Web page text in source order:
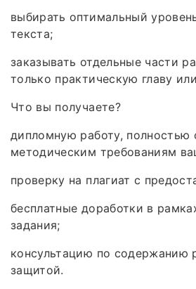
выбирать оптимальный
текста;
заказывать отдельные части
только практическую главу
Что вы получаете?
дипломную работу,
методическим требованиям
проверку на плагиат с
бесплатные доработки в
задания;
консультацию по содержанию
защитой.